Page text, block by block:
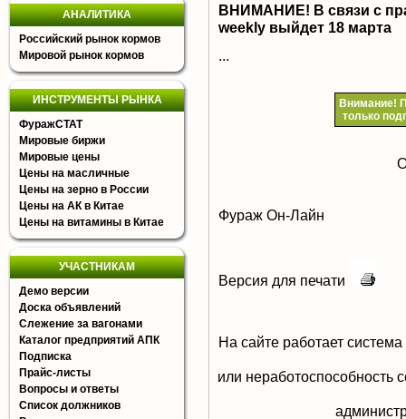
АНАЛИТИКА
Российский рынок кормов
Мировой рынок кормов
ИНСТРУМЕНТЫ РЫНКА
ФуражСТАТ
Мировые биржи
Мировые цены
Цены на масличные
Цены на зерно в России
Цены на АК в Китае
Цены на витамины в Китае
УЧАСТНИКАМ
Демо версии
Доска объявлений
Слежение за вагонами
Каталог предприятий АПК
Подписка
Прайс-листы
Вопросы и ответы
Список должников
ВНИМАНИЕ! В связи с
weekly выйдет 18 марта
...
Внимание!
только
Фураж Он-Лайн
Версия для печати
На сайте работает
или неработоспособность